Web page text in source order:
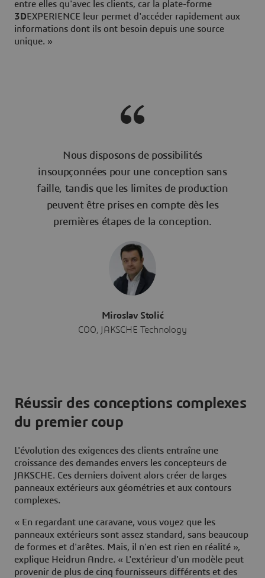
entre elles qu'avec les clients, car la plate-forme
3DEXPERIENCE leur permet d'accéder rapidement aux
informations dont ils ont besoin depuis une source
unique. »
Nous disposons de possibilités
insoupçonnées pour une conception sans
faille, tandis que les limites de production
peuvent être prises en compte dès les
premières étapes de la conception.
Miroslav Stolić
COO, JAKSCHE Technology
Réussir des conceptions complexes
du premier coup
L'évolution des exigences des clients entraîne une
croissance des demandes envers les concepteurs de
JAKSCHE. Ces derniers doivent alors créer de larges
panneaux extérieurs aux géométries et aux contours
complexes.
« En regardant une caravane, vous voyez que les
panneaux extérieurs sont assez standard, sans beaucoup
de formes et d'arêtes. Mais, il n'en est rien en réalité »,
explique Heidrun Andre. « L'extérieur d'un modèle peut
provenir de plus de cinq fournisseurs différents et des